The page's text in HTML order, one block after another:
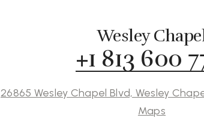
Wesley
+1 813 600
26865 Wesley Chapel Blvd, Wesley
Maps